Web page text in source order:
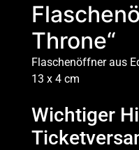
Throne“
Flaschenöffner aus
13 x 4 cm
Wichtiger